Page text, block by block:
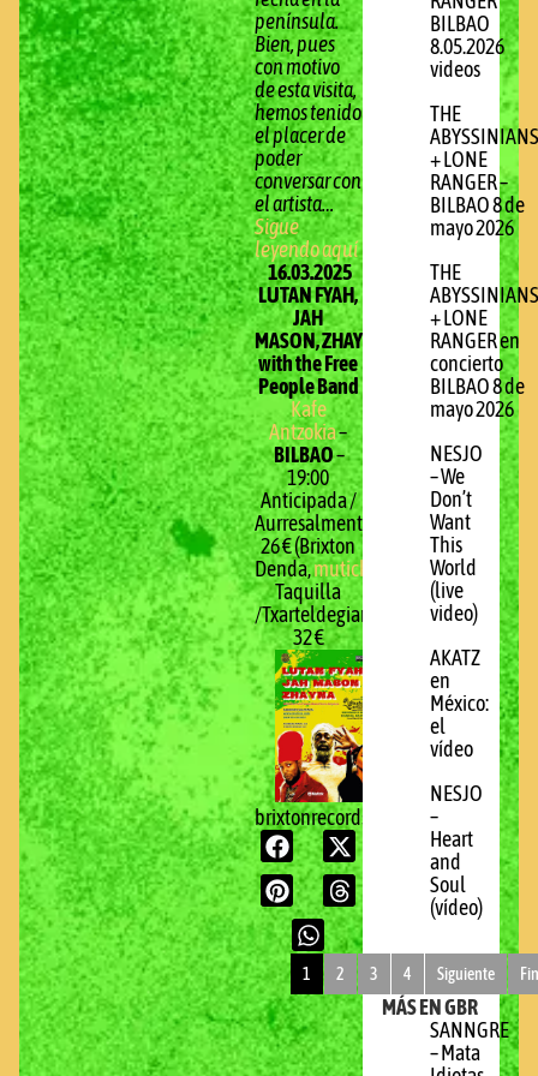
península.
Bien, pues
con motivo
de esta visita,
hemos tenido
el placer de
poder
conversar con
el artista…
Sigue
leyendo aquí
16.03.2025
LUTAN FYAH,
JAH
MASON, ZHAYNA
with the Free
People Band
Kafe
Antzokia–
BILBAO–
19:00
Anticipada /
Aurresalmenta:
26 € (Brixton
Denda,mutick.com
Taquilla
/Txarteldegian:
32 €
brixtonrecords.com
BILBAO
8.05.2026
videos
THE
ABYSSINIANS
+ LONE
RANGER –
BILBAO 8 de
mayo 2026
THE
ABYSSINIANS
+ LONE
RANGER en
concierto
BILBAO 8 de
mayo 2026
NESJO
– We
Don’t
Want
This
World
(live
video)
AKATZ
en
México:
el
vídeo
NESJO
–
Heart
and
Soul
(vídeo)
1 2 3 4 Siguiente
MÁS EN GBR
SANNGRE
– Mata